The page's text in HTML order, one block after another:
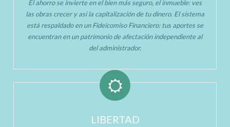
El ahorro se invierte en el bien más seguro, el inmueble: ves
las obras crecer y así la capitalización de tu dinero. El sistema
está respaldado en un Fideicomiso Financiero: tus aportes se
encuentran en un patrimonio de afectación independiente al
del administrador.
LIBERTAD